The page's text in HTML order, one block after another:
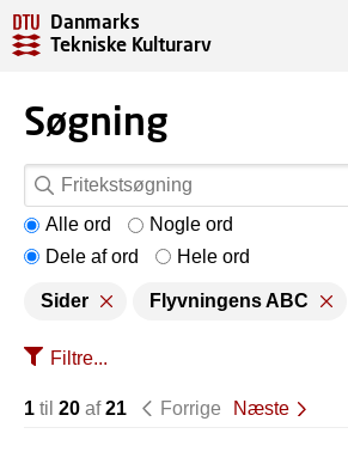
Danmarks
Tekniske Kulturarv
Søgning
Alle ord
Nogle ord
Dele af ord
Hele ord
Sider Flyvningens ABC
Filtre...
1 til 20 af21 Forrige Næste